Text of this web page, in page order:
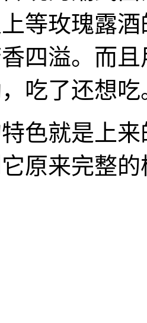
等玫瑰露
四溢。而
吃了还想吃
色就是上
原来完整